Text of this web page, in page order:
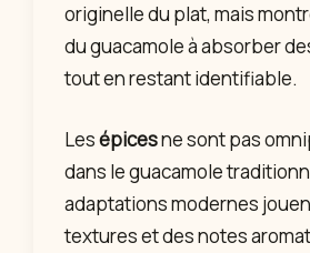
originelle du plat, mais
du guacamole à absorber
tout en restant identifiable.
Lesépicesne sont pas
dans le guacamole
adaptations modernes
textures et des notes